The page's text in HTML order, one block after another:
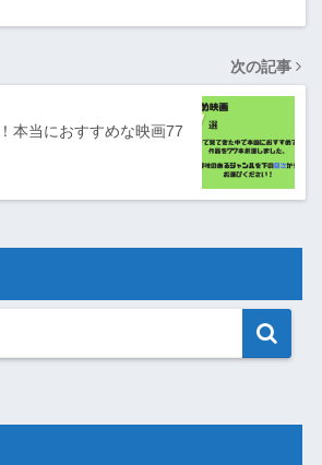
次の記事
本当におすすめな映画77